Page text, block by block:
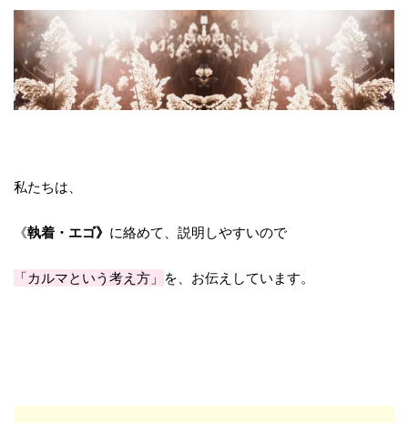
私たちは、
《執着・エゴ》 に絡めて、説明しやすいので
「カルマという考え方」 を、お伝えしています。